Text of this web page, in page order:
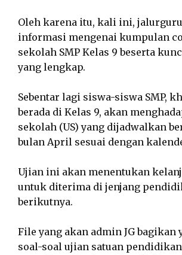
Oleh karena itu, kali ini,
informasi mengenai kumpulan
sekolah SMP Kelas 9 beserta
yang lengkap.
Sebentar lagi siswa-siswa SMP,
berada di Kelas 9, akan
sekolah (US) yang dijadwalkan
bulan April sesuai dengan
Ujian ini akan menentukan
untuk diterima di jenjang
berikutnya.
File yang akan admin JG
soal-soal ujian satuan pendidikan